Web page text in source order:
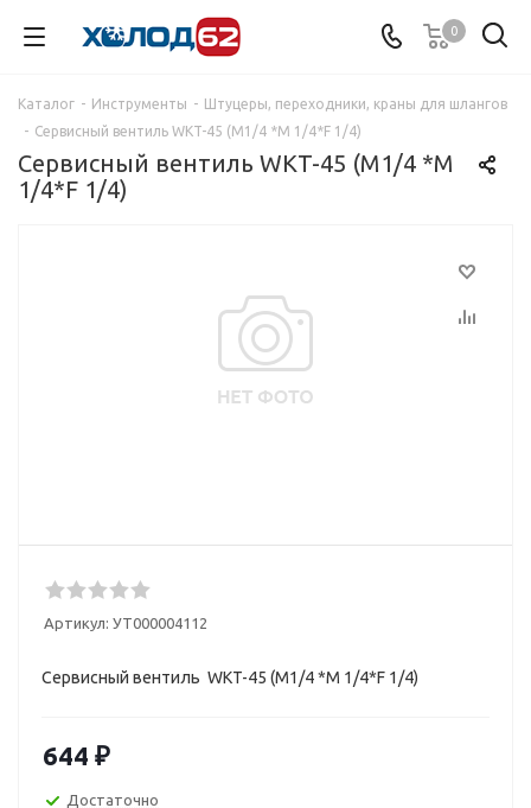
0
Каталог - Инструменты - Штуцеры, переходники, краны для шлангов
- Сервисный вентиль WKT-45 (М1/4 *М 1/4*F 1/4)
Сервисный вентиль WKT-45 (М1/4 *М
1/4*F 1/4)
Артикул: УТ000004112
Сервисный вентиль WKT-45 (М1/4 *М 1/4*F 1/4)
644 ₽
Достаточно